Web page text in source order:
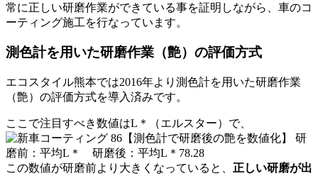
常に正しい研磨作業ができている事を証明しながら、車のコ
ーティング施工を行なっています。
測色計を用いた研磨作業（艶）の評価方式
エコスタイル熊本では2016年より測色計を用いた研磨作業
（艶）の評価方式を導入済みです。
ここで注目すべき数値はL＊
（エルスター）で、
研
磨前 ： 平均L＊ 研磨後 ： 平均L＊78.28
この数値が研磨前より大きくなっていると、 正しい研磨が出